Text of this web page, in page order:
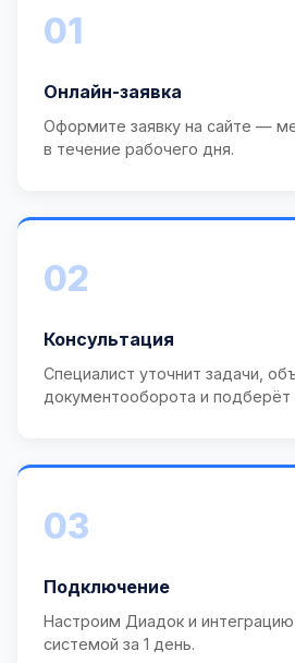
01
Онлайн-заявка
Оформите заявку на сайте —
в течение рабочего дня.
02
Консультация
Специалист уточнит задачи,
документооборота и подберёт
03
Подключение
Настроим Диадок и
системой за 1 день.